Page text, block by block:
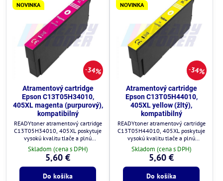
34%
NOVINKA
Atramentový cartridge
Epson C13T05H34010,
405XL magenta (purpurový),
kompatibilný
READYtoner atramentový cartridge
C13T05H34010, 405XL poskytuje
vysokú kvalitu tlače a plnú
kompatibilitu s tlačiarňami Epson.
Skladom (cena s DPH)
5,60 €
Do košíka
34%
NOVINKA
Atramentový cartridge
Epson C13T05H44010,
405XL yellow (žltý),
kompatibilný
READYtoner atramentový cartridge
C13T05H44010, 405XL poskytuje
vysokú kvalitu tlače a plnú
kompatibilitu s tlačiarňami Epson.
Skladom (cena s DPH)
5,60 €
Do košíka